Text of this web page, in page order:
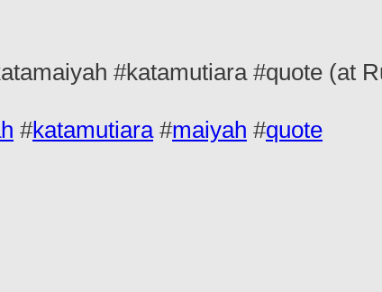
#katamutiara #quote (at
#katamutiara#maiyah #quote